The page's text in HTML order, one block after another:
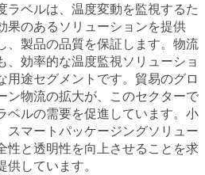
ラベルは、温度変動を監視するた
果のあるソリューションを提供
、製品の品質を保証します。物流
、効率的な温度監視ソリューショ
用途セグメントです。貿易のグロ
ン物流の拡大が、このセクターで
ベルの需要を促進しています。小
スマートパッケージングソリュー
性と透明性を向上させることを求
しています。